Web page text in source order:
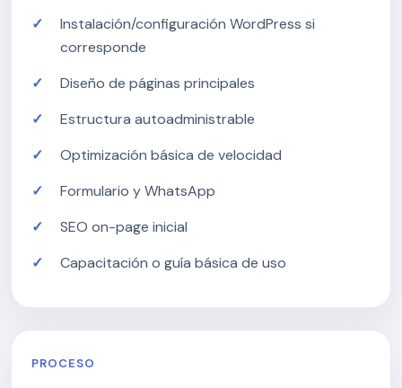
Instalación/configuración WordPress si
corresponde
Diseño de páginas principales
Estructura autoadministrable
Optimización básica de velocidad
Formulario y WhatsApp
SEO on-page inicial
Capacitación o guía básica de uso
PROCESO